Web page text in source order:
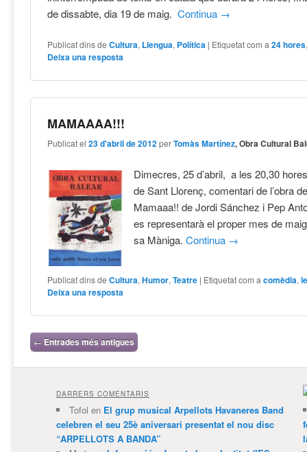
de dissabte, dia 19 de maig.Continua →
Publicat dins de Cultura, Llengua, Política | Etiquetat com a 24 hores
Deixa una resposta
MAMAAAA!!!
Publicat el23 d'abril de 2012 perTomàs Martínez, Obra Cultural
Dimecres, 25 d’abril, a les 20,30
de Sant Llorenç, comentari de l’obra
Mamaaa!! de Jordi Sánchez i Pep
es representarà el proper mes de
sa Màniga.Continua →
Publicat dins de Cultura,Humor,Teatre | Etiquetat com a comèdia,
Deixa una resposta
Navegació per les entrades
← Entrades més antigues
DARRERS COMENTARIS
Tofol en El grup musical Arpellots Havaneres Band
celebren el seu 25è aniversari presentat el nou disc
“ARPELLOTS A BANDA”